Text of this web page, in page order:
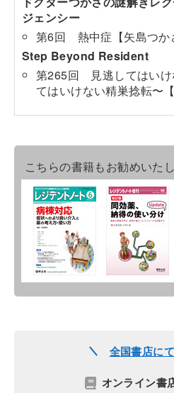
ジェンシー
第6回 熱中症【矢島つか
Step Beyond Resident
第265回 見逃してはいけ
てはいけない精巣捻転〜
こちらの書籍もお勧めいた
全国書店に
オンライン書